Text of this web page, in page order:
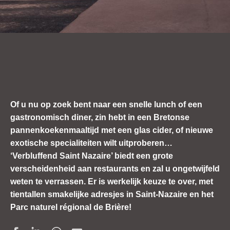
Of u nu op zoek bent naar een snelle lunch of een
gastronomisch diner, zin hebt in een Bretonse
pannenkoekenmaaltijd met een glas cider, of nieuwe
exotische specialiteiten wilt uitproberen…
‘Verbluffend Saint Nazaire’ biedt een grote
verscheidenheid aan restaurants en zal u ongetwijfeld
weten te verrassen. Er is werkelijk keuze te over, met
tientallen smakelijke adresjes in Saint-Nazaire en het
Parc naturel régional de Brière!